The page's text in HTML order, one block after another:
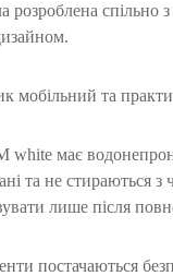
розроблена спільно
мобільний та
white має
та не стираються
лише після
постачаються